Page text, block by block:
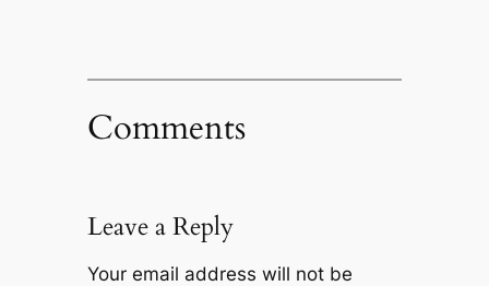
Comments
Leave a Reply
Your email address will not be